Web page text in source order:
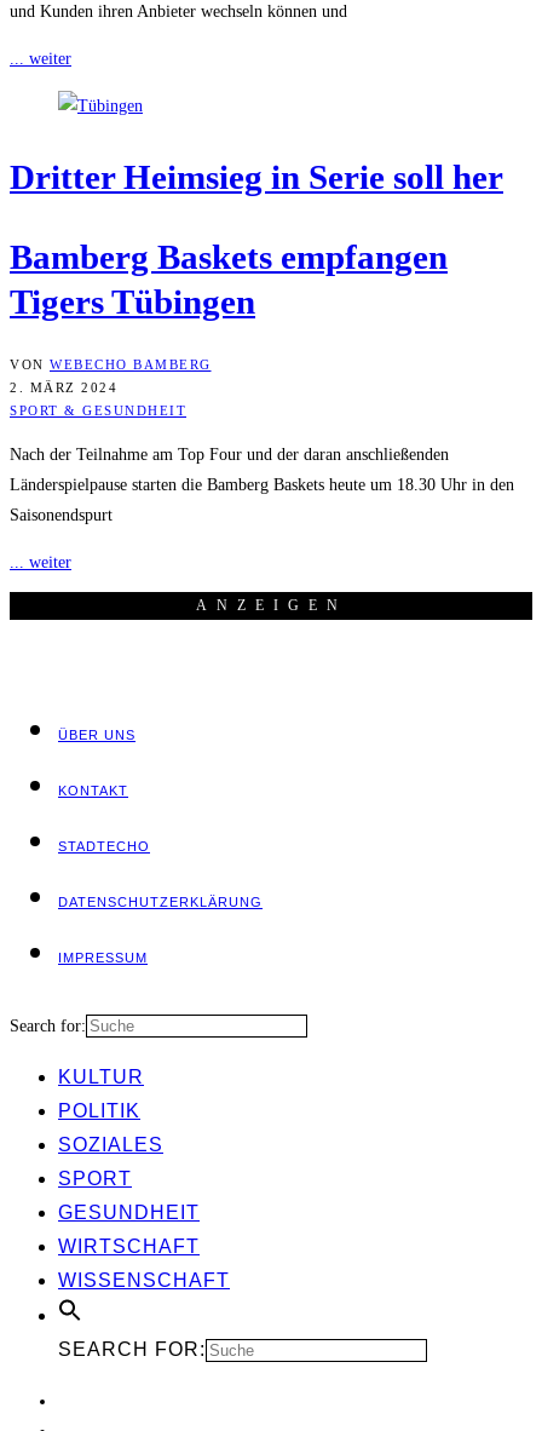
und Kunden ihren Anbieter wechseln können und
... weiter
Drit­ter Heim­sieg in Serie soll her
Bam­berg Bas­kets emp­fan­gen
Tigers Tübingen
VON WEBECHO BAMBERG
2. MÄRZ 2024
SPORT & GESUNDHEIT
Nach der Teilnahme am Top Four und der daran anschließenden
Länderspielpause starten die Bamberg Baskets heute um 18.30 Uhr in den
Saisonendspurt
... weiter
ANZEI­GEN
ÜBER UNS
KON­TAKT
STADT­ECHO
DATEN­SCHUTZ­ER­KLÄ­RUNG
IMPRES­SUM
Search for:
KUL­TUR
POLI­TIK
SOZIA­LES
SPORT
GESUND­HEIT
WIRT­SCHAFT
WIS­SEN­SCHAFT
SEARCH FOR: